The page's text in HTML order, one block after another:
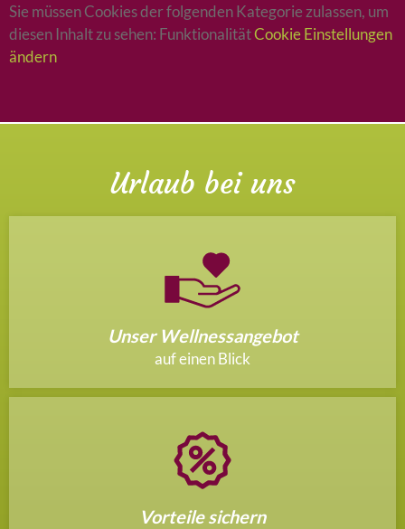
Sie müssen Cookies der folgenden Kategorie zulassen, um
diesen Inhalt zu sehen: FunktionalitätCookie Einstellungen
ändern
Urlaub bei uns
Unser Wellnessangebot
auf einen Blick
Vorteile sichern